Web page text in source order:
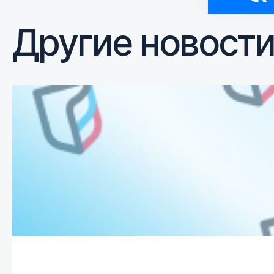
Другие новости